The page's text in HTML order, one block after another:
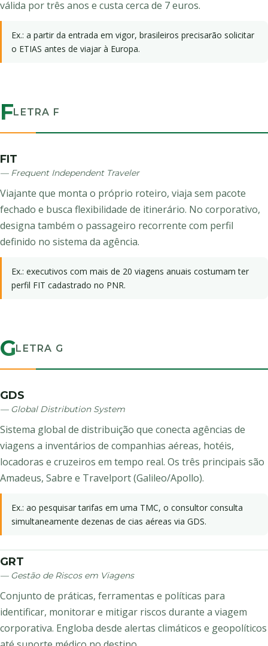
válida por três anos e custa cerca de 7 euros.
Ex.: a partir da entrada em vigor, brasileiros precisarão solicitar
o ETIAS antes de viajar à Europa.
FLETRA F
FIT
— Frequent Independent Traveler
Viajante que monta o próprio roteiro, viaja sem pacote
fechado e busca flexibilidade de itinerário. No corporativo,
designa também o passageiro recorrente com perfil
definido no sistema da agência.
Ex.: executivos com mais de 20 viagens anuais costumam ter
perfil FIT cadastrado no PNR.
GLETRA G
GDS
— Global Distribution System
Sistema global de distribuição que conecta agências de
viagens a inventários de companhias aéreas, hotéis,
locadoras e cruzeiros em tempo real. Os três principais são
Amadeus, Sabre e Travelport (Galileo/Apollo).
Ex.: ao pesquisar tarifas em uma TMC, o consultor consulta
simultaneamente dezenas de cias aéreas via GDS.
GRT
— Gestão de Riscos em Viagens
Conjunto de práticas, ferramentas e políticas para
identificar, monitorar e mitigar riscos durante a viagem
corporativa. Engloba desde alertas climáticos e geopolíticos